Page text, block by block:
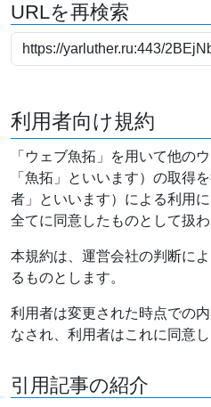
URLを再検索
利用者向け規約
「ウェブ魚拓」を用いて他の
「魚拓」といいます）の取得
者」といいます）による利用
全てに同意したものとして扱わ
本規約は、運営会社の判断に
るものとします。
利用者は変更された時点での
なされ、利用者はこれに同意し
引用記事の紹介